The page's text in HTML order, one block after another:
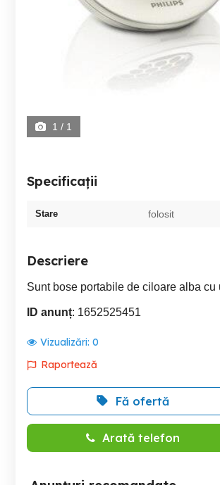
1 / 1
Specificații
Stare folosit
Descriere
Sunt bose portabile de ciloare alba
ID anunț: 1652525451
Vizualizări: 0
Raportează
Fă ofertă
Arată telefon